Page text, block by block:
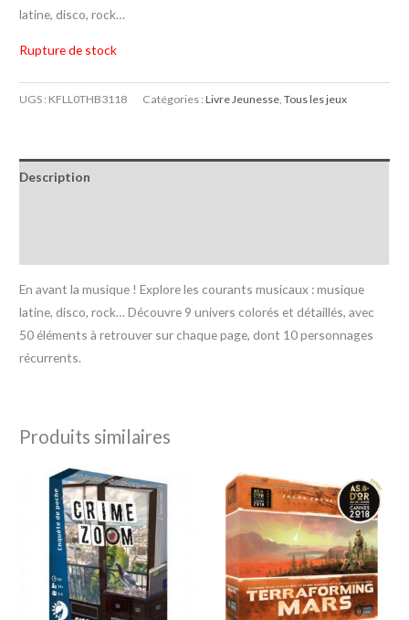
latine, disco, rock…
Rupture de stock
UGS : KFLL0THB3118 Catégories :Livre Jeunesse ,Tous les jeux
Description
En avant la musique ! Explore les courants musicaux : musique
latine, disco, rock… Découvre 9 univers colorés et détaillés, avec
50 éléments à retrouver sur chaque page, dont 10 personnages
récurrents.
Produits similaires